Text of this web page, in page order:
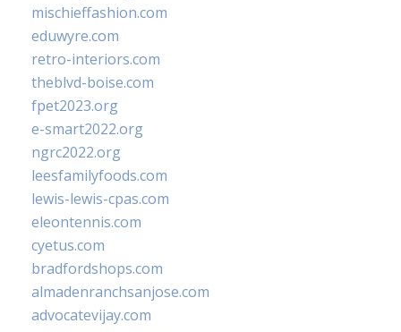
mischieffashion.com
eduwyre.com
retro-interiors.com
theblvd-boise.com
fpet2023.org
e-smart2022.org
ngrc2022.org
leesfamilyfoods.com
lewis-lewis-cpas.com
eleontennis.com
cyetus.com
bradfordshops.com
almadenranchsanjose.com
advocatevijay.com